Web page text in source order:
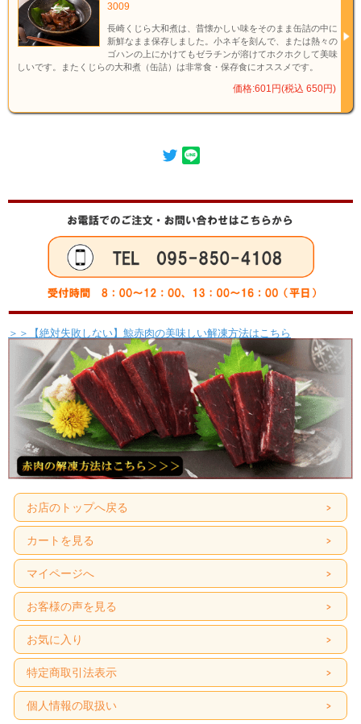
直射日光を避け、常温で保存してください。
内容量
約120ｇ×３缶
電子レンジで温める際は、他の耐熱容器に移してラップをかけ、500
3009
長崎くじら大和煮は、昔懐かしい味をそのまま缶詰の中に
新鮮なまま保存しました。小ネギを刻んで、または熱々の
ゴハンの上にかけてもゼラチンが溶けてホクホクして美味
しいです。またくじらの大和煮（缶詰）は非常食・保存食にオススメです。
価格:601円(税込 650円)
＞＞【絶対失敗しない】鯨赤肉の美味しい解凍方法はこちら
お店のトップへ戻る
カートを見る
マイページへ
お客様の声を見る
お気に入り
特定商取引法表示
個人情報の取扱い